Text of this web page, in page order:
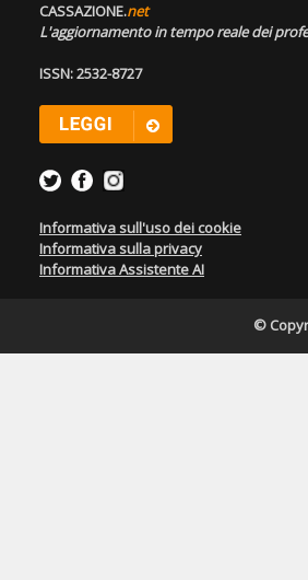
CASSAZIONE.net
L'aggiornamento in tempo reale dei
ISSN: 2532-8727
Informativa sull'uso dei cookie
Informativa sulla privacy
Informativa Assistente AI
©